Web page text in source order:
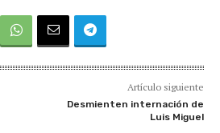
Artículo siguiente
Desmienten internación de
Luis Miguel